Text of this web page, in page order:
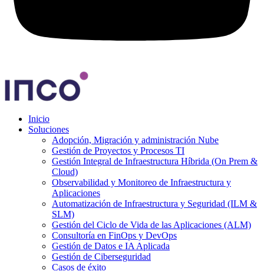
Inicio
Soluciones
Adopción, Migración y administración Nube
Gestión de Proyectos y Procesos TI
Gestión Integral de Infraestructura Híbrida (On Prem &
Cloud)
Observabilidad y Monitoreo de Infraestructura y
Aplicaciones
Automatización de Infraestructura y Seguridad (ILM &
SLM)
Gestión del Ciclo de Vida de las Aplicaciones (ALM)
Consultoría en FinOps y DevOps
Gestión de Datos e IA Aplicada
Gestión de Ciberseguridad
Casos de éxito